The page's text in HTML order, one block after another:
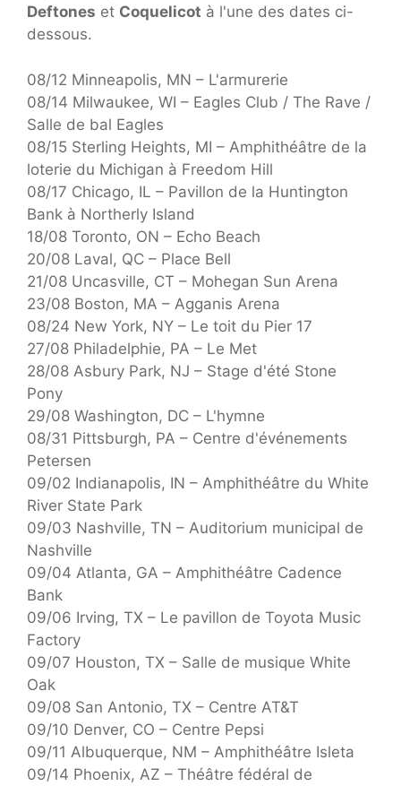
Deftones et Coquelicot à l'une des dates ci-
dessous.
08/12 Minneapolis, MN – L'armurerie
08/14 Milwaukee, WI – Eagles Club / The Rave /
Salle de bal Eagles
08/15 Sterling Heights, MI – Amphithéâtre de la
loterie du Michigan à Freedom Hill
08/17 Chicago, IL – Pavillon de la Huntington
Bank à Northerly Island
18/08 Toronto, ON – Echo Beach
20/08 Laval, QC – Place Bell
21/08 Uncasville, CT – Mohegan Sun Arena
23/08 Boston, MA – Agganis Arena
08/24 New York, NY – Le toit du Pier 17
27/08 Philadelphie, PA – Le Met
28/08 Asbury Park, NJ – Stage d'été Stone
Pony
29/08 Washington, DC – L'hymne
08/31 Pittsburgh, PA – Centre d'événements
Petersen
09/02 Indianapolis, IN – Amphithéâtre du White
River State Park
09/03 Nashville, TN – Auditorium municipal de
Nashville
09/04 Atlanta, GA – Amphithéâtre Cadence
Bank
09/06 Irving, TX – Le pavillon de Toyota Music
Factory
09/07 Houston, TX – Salle de musique White
Oak
09/08 San Antonio, TX – Centre AT&T
09/10 Denver, CO – Centre Pepsi
09/11 Albuquerque, NM – Amphithéâtre Isleta
09/14 Phoenix, AZ – Théâtre fédéral de